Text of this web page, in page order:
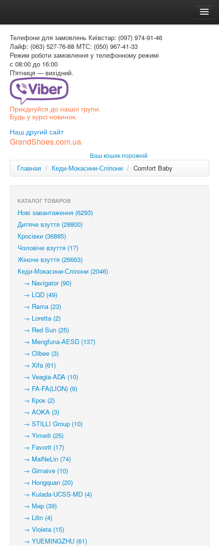
Доставка и оплата
Как заказать
Контакти
Таблиця розмірів
Вхід для покупця
РОС
Телефони для замовлень Київстар: (097) 974-91-46
Лайф: (063) 527-76-88 МТС: (050) 967-41-33
Режим роботи замовлення у телефонному режимі
с 08:00 до 16:00
П'ятниця — вихідний.
Приєднуйся до нашої групи.
Будь у курсі новинок.
Наш другий сайт
GrandShoes.com.ua
Ваш кошик порожній
Главная / Кеди-Мокасини-Сліпони / Comfort Baby
КАТАЛОГ ТОВАРОВ
Нові завантаження (6293)
Дитяче взуття (28800)
Кросівки (36885)
Чоловіче взуття (17)
Жіноче взуття (26663)
Кеди-Мокасини-Сліпони (2046)
→ Navigator (90)
→ LQD (49)
→ Rama (23)
→ Loretta (2)
→ Red Sun (25)
→ Mengfuna-AESD (137)
→ Clibee (3)
→ Xifa (61)
→ Veagia-ADA (10)
→ FA-FA(LION) (9)
→ Крок (2)
→ AOKA (3)
→ STILLI Group (10)
→ Yimeili (25)
→ Favorit (17)
→ MaiNeLin (74)
→ Girnaive (10)
→ Hongquan (20)
→ Kulada-UCSS-MD (4)
→ Мир (39)
→ Lilin (4)
→ Violeta (15)
→ YUEMINGZHU (61)